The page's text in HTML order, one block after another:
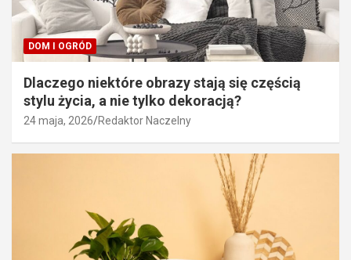
DOM I OGRÓD
Dlaczego niektóre obrazy stają się częścią
stylu życia, a nie tylko dekoracją?
24 maja, 2026 Redaktor Naczelny